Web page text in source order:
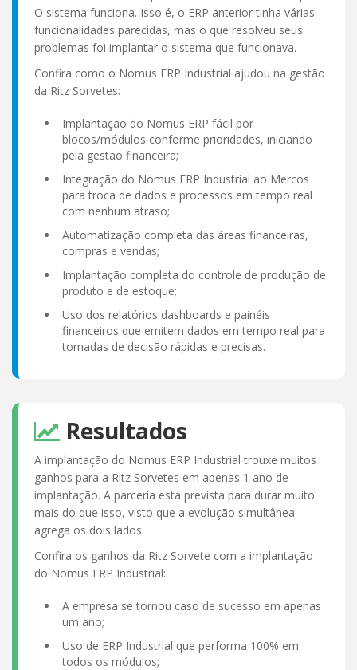
O sistema funciona. Isso é, o ERP anterior tinha várias
funcionalidades parecidas, mas o que resolveu seus
problemas foi implantar o sistema que funcionava.
Confira como o Nomus ERP Industrial ajudou na gestão
da Ritz Sorvetes:
Implantação do Nomus ERP fácil por
blocos/módulos conforme prioridades, iniciando
pela gestão financeira;
Integração do Nomus ERP Industrial ao Mercos
para troca de dados e processos em tempo real
com nenhum atraso;
Automatização completa das áreas financeiras,
compras e vendas;
Implantação completa do controle de produção de
produto e de estoque;
Uso dos relatórios dashboards e painéis
financeiros que emitem dados em tempo real para
tomadas de decisão rápidas e precisas.
Resultados
A implantação do Nomus ERP Industrial trouxe muitos
ganhos para a Ritz Sorvetes em apenas 1 ano de
implantação. A parceria está prevista para durar muito
mais do que isso, visto que a evolução simultânea
agrega os dois lados.
Confira os ganhos da Ritz Sorvete com a implantação
do Nomus ERP Industrial:
A empresa se tornou caso de sucesso em apenas
um ano;
Uso de ERP Industrial que performa 100% em
todos os módulos;